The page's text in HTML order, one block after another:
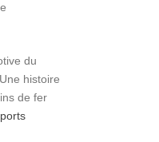
du
histoire
de fer